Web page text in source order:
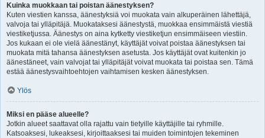
Kuinka muokkaan tai poistan äänestyksen?
Kuten viestien kanssa, äänestyksiä voi muokata vain alkuperäinen lähettäjä,
valvoja tai ylläpitäjä. Muokataksesi äänestystä, muokkaa ensimmäistä viestiä
viestiketjussa. Äänestys on aina kytketty viestiketjun ensimmäiseen viestiin.
Jos kukaan ei ole vielä äänestänyt, käyttäjät voivat poistaa äänestyksen tai
muokata mitä tahansa äänestyksen asetusta. Jos käyttäjät ovat kuitenkin jo
äänestäneet, vain valvojat tai ylläpitäjät voivat muokata tai poistaa sen. Tämä
estää äänestysvaihtoehtojen vaihtamisen kesken äänestyksen.
Ylös
Miksi en pääse alueelle?
Jotkin alueet saattavat olla rajattu vain tietyille käyttäjille tai ryhmille.
Katsoaksesi, lukeaksesi, kirjoittaaksesi tai muiden toimintojen tekeminen